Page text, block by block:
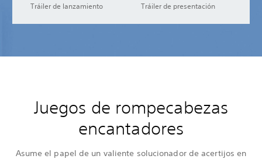
Tráiler de lanzamiento Tráiler de presentación
Juegos de rompecabezas
encantadores
Asume el papel de un valiente solucionador de acertijos en